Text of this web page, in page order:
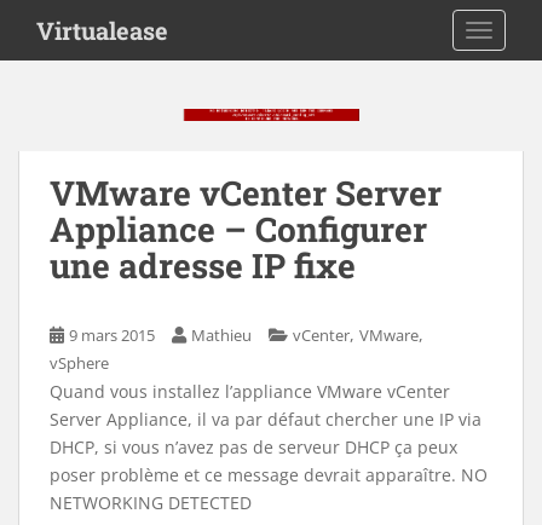
i
Virtualease
VMware vCenter Server
Appliance – Configurer
une adresse IP fixe
9 mars 2015 Mathieu vCenter, VMware,
vSphere
Quand vous installez l’appliance VMware vCenter
Server Appliance, il va par défaut chercher une IP via
DHCP, si vous n’avez pas de serveur DHCP ça peux
poser problème et ce message devrait apparaître. NO
NETWORKING DETECTED